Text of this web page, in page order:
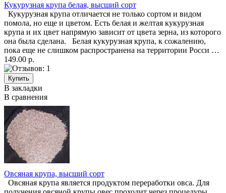
Кукурузная крупа белая, высший сорт
Кукурузная крупа отличается не только сортом и видом
помола, но еще и цветом. Есть белая и желтая кукурузная
крупа и их цвет напрямую зависит от цвета зерна, из которого
она была сделана. Белая кукурузная крупа, к сожалению,
пока еще не слишком распространена на территории Росси …
149.00 р.
В закладки
В сравнения
Овсяная крупа, высший сорт
Овсяная крупа является продуктом переработки овса. Для